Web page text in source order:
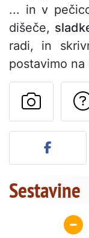
... in v
dišeče,
radi, in
postavimo na
Sestavine